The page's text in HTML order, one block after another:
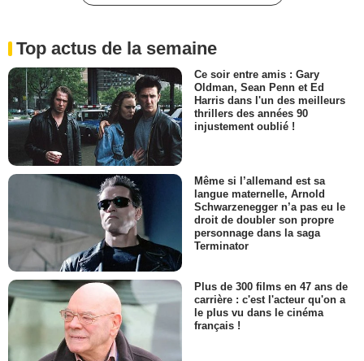
Top actus de la semaine
Ce soir entre amis : Gary
Oldman, Sean Penn et Ed
Harris dans l'un des meilleurs
thrillers des années 90
injustement oublié !
Même si l’allemand est sa
langue maternelle, Arnold
Schwarzenegger n’a pas eu le
droit de doubler son propre
personnage dans la saga
Terminator
Plus de 300 films en 47 ans de
carrière : c'est l'acteur qu'on a
le plus vu dans le cinéma
français !